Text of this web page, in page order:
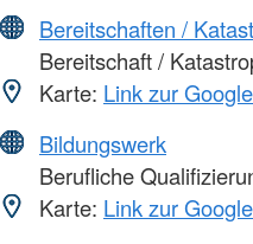
Bereitschaften /
Bereitschaft /
Karte: Link zur
Bildungswerk
Berufliche
Karte: Link zur